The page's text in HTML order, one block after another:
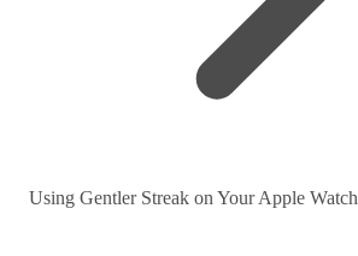
Using Gentler Streak on Your Apple Watch